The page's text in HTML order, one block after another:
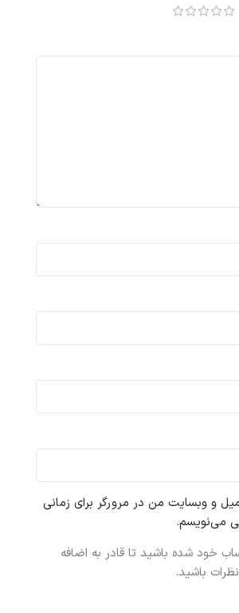
و وبسایت من در مرورگر برای زمانی
می‌نویسم.
خود شده باشید تا قادر به اضافه
باشید.